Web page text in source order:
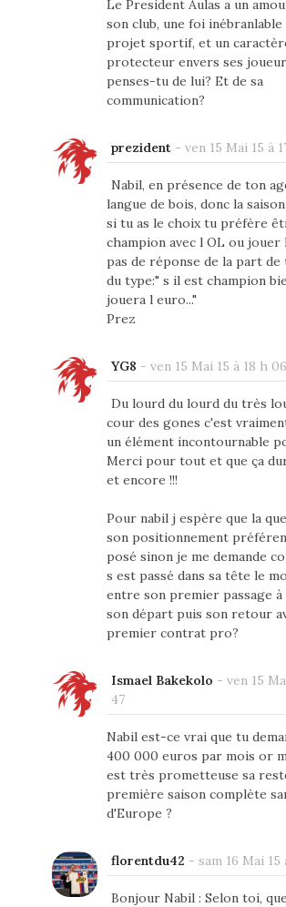
Le President Aulas a un
son club, une foi inébranlable
projet sportif, et un
protecteur envers ses
penses-tu de lui? Et de sa
communication?
prezident- ven 15 Mai 15 à
Nabil, en présence de ton
langue de bois, donc la
si tu as le choix tu préfère
champion avec l OL ou jouer
pas de réponse de la part de
du type:" s il est champion
jouera l euro..."
Prez
YG8 - ven 15 Mai 15 à 18 h 06
Du lourd du lourd du très
cour des gones c'est
un élément incontournable
Merci pour tout et que ça
et encore !!!
Pour nabil j espère que la
son positionnement
posé sinon je me demande
s est passé dans sa tête le
entre son premier passage à
son départ puis son retour
premier contrat pro?
Ismael Bakekolo - ven 15
47
Nabil est-ce vrai que tu
400 000 euros par mois or
est très prometteuse sa
première saison complète
d'Europe ?
florentdu42 - sam 16 Mai 15
Bonjour Nabil : Selon toi,